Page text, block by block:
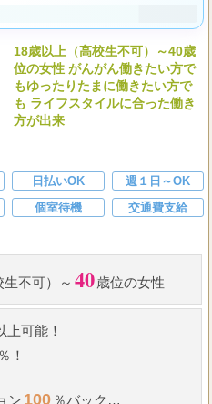
18歳以上（高校生不可）～40歳
位の女性 がんがん働きたい方で
もゆったりたまに働きたい方で
も ライフスタイルに合った働き
方が出来
日払いOK
週１日～OK
個室待機
交通費支給
不可）～ 40歳位の女性
上可能！
％！
ン 100 ％バック